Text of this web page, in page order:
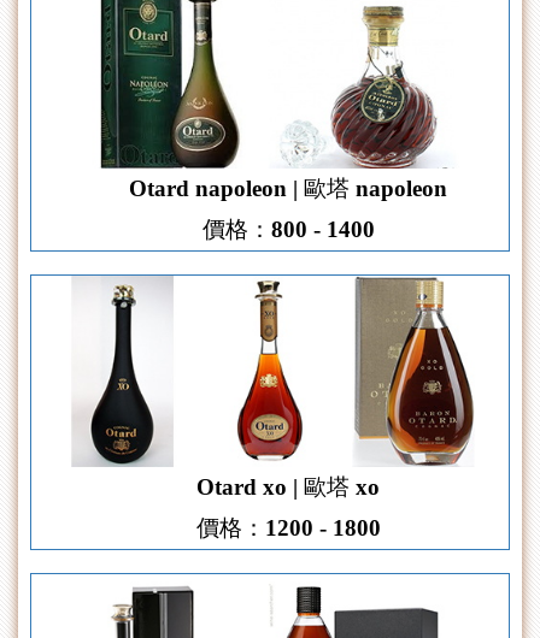
Otard napoleon | 歐塔 napoleon
價格：800 - 1400
Otard xo | 歐塔 xo
價格：1200 - 1800